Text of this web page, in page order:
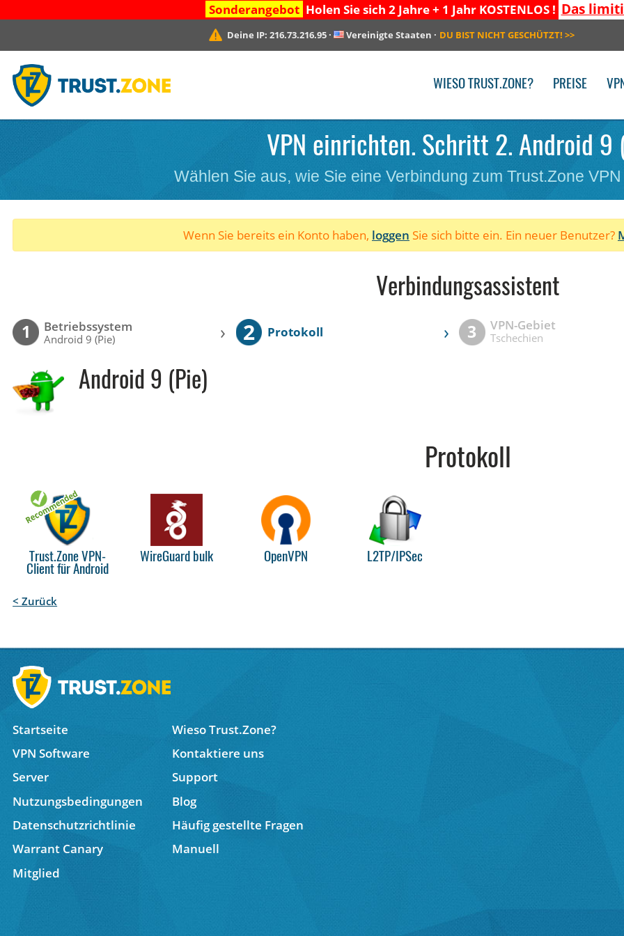
Sonderangebot Holen Sie sich 2 Jahre + 1 Jahr KOSTENLOS ! Das
Deine IP:216.73.216.95 · Vereinigte Staaten · DU BIST NICHT GESCHÜTZT! >>
WIESO TRUST.ZONE? PREISE
VPN einrichten. Schritt 2. Android 9
Wählen Sie aus, wie Sie eine Verbindung zum Trust.Zone
Wenn Sie bereits ein Konto haben, loggen Sie sich bitte ein. Ein neuer Benutzer?
Verbindungsassistent
1 Betriebssystem
Android 9 (Pie) › 2 Protokoll › 3 VPN-Gebiet
Tschechien
Android 9 (Pie)
Protokoll
Trust.Zone VPN-
Client für Android
WireGuard bulk OpenVPN L2TP/IPSec
< Zurück
Startseite
Wieso Trust.Zone?
VPN Software
Kontaktiere uns
Server
Support
Nutzungsbedingungen
Blog
Datenschutzrichtlinie
Häufig gestellte Fragen
Warrant Canary
Manuell
Mitglied